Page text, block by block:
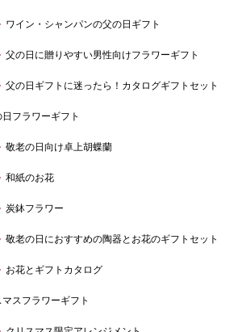
ワイン・シャンパンの父の日ギフト
父の日に贈りやすい男性向けフラワーギフト
父の日ギフトに迷ったら！カタログギフトセット
フラワーギフト
敬老の日向け卓上胡蝶蘭
和紙のお花
炭鉢フラワー
敬老の日におすすめの陶器とお花のギフトセット
お花とギフトカタログ
マスフラワーギフト